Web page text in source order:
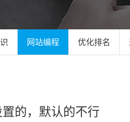
网站编程 优化排名
的，默认的不行